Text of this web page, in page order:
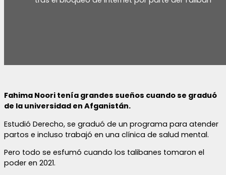
Fahima Noori tenía grandes sueños cuando se graduó
de la universidad en Afganistán.
Estudió Derecho, se graduó de un programa para atender
partos e incluso trabajó en una clínica de salud mental.
Pero todo se esfumó cuando los talibanes tomaron el
poder en 2021.